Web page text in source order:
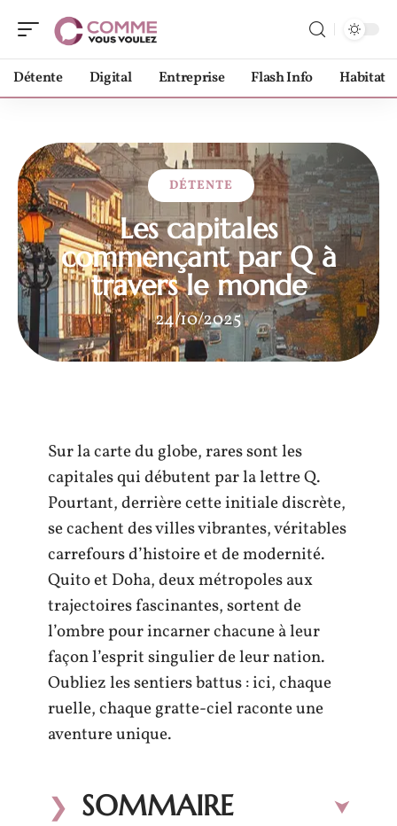
Détente Digital Entreprise Flash Info Habitat
DÉTENTE
Les capitales
commençant par Q à
travers le monde
24/10/2025
Sur la carte du globe, rares sont les
capitales qui débutent par la lettre Q.
Pourtant, derrière cette initiale discrète,
se cachent des villes vibrantes, véritables
carrefours d’histoire et de modernité.
Quito et Doha, deux métropoles aux
trajectoires fascinantes, sortent de
l’ombre pour incarner chacune à leur
façon l’esprit singulier de leur nation.
Oubliez les sentiers battus : ici, chaque
ruelle, chaque gratte-ciel raconte une
aventure unique.
SOMMAIRE